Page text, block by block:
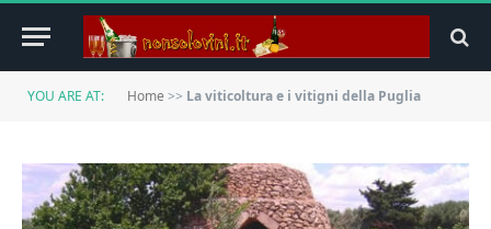
YOU ARE AT: Home >> La viticoltura e i vitigni della Puglia